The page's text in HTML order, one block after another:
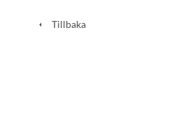
Tillbaka